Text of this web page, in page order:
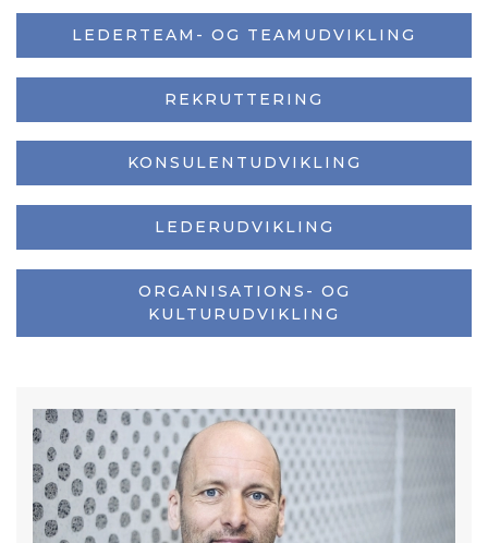
LEDERTEAM- OG TEAMUDVIKLING
REKRUTTERING
KONSULENTUDVIKLING
LEDERUDVIKLING
ORGANISATIONS- OG
KULTURUDVIKLING